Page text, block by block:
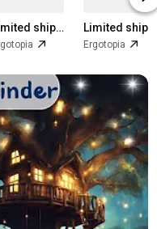
Limited shipping areas Limited shipping areas
Ergotopia